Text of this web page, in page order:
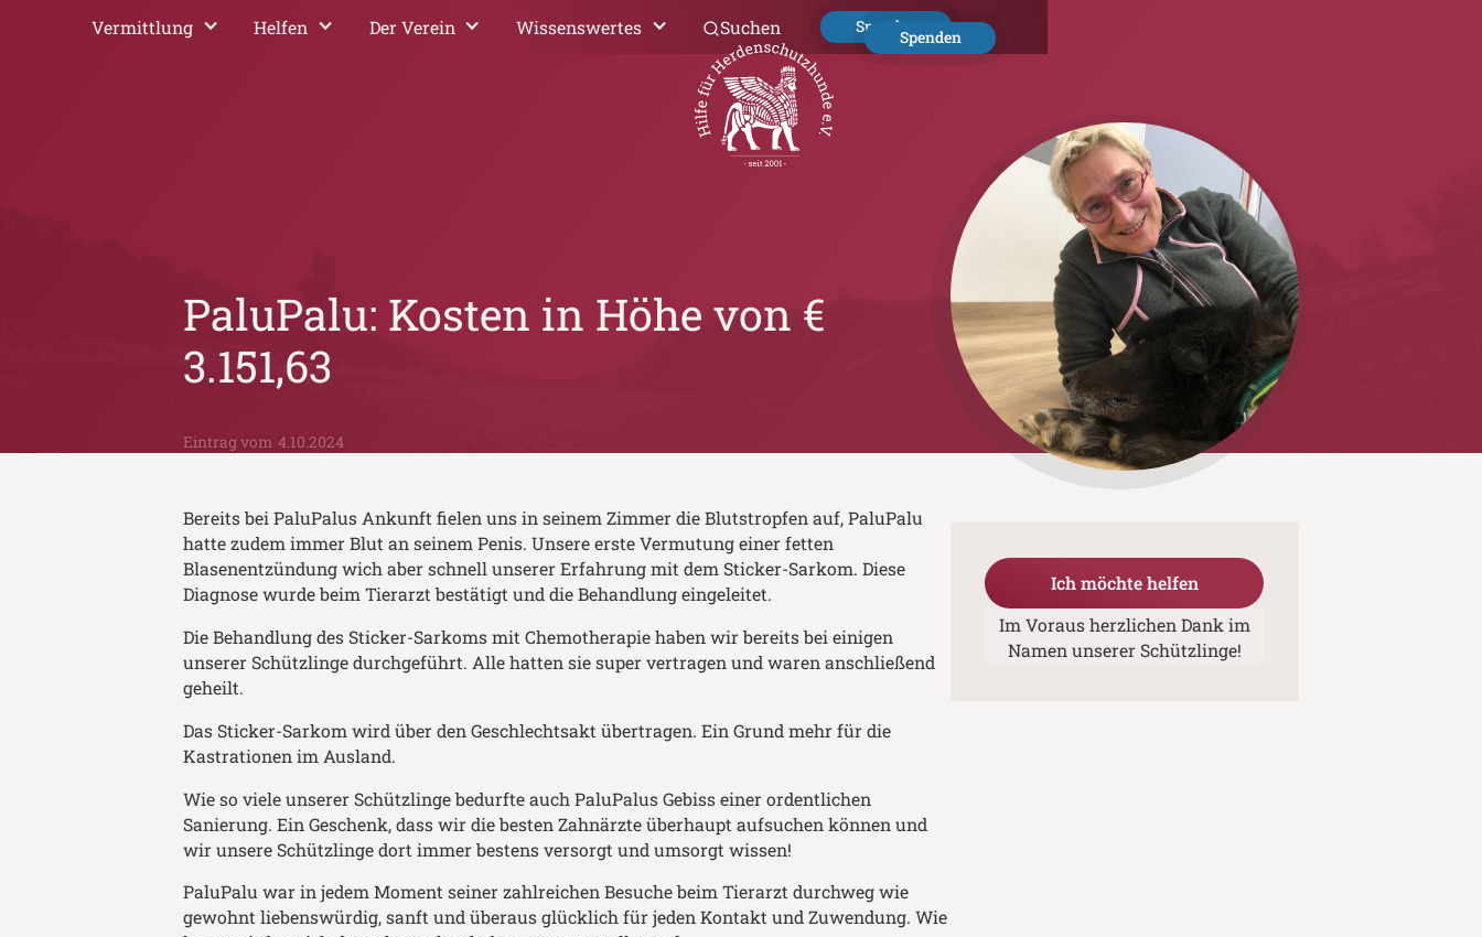
Vermittlung Helfen Der Verein Wissenswertes Suchen Spenden
Spenden
PaluPalu: Kosten in Höhe von €
3.151,63
Eintrag vom 4.10.2024
Bereits bei PaluPalus Ankunft fielen uns in seinem Zimmer die Blutstropfen auf, PaluPalu
hatte zudem immer Blut an seinem Penis. Unsere erste Vermutung einer fetten
Blasenentzündung wich aber schnell unserer Erfahrung mit dem Sticker-Sarkom. Diese
Diagnose wurde beim Tierarzt bestätigt und die Behandlung eingeleitet.
Die Behandlung des Sticker-Sarkoms mit Chemotherapie haben wir bereits bei einigen
unserer Schützlinge durchgeführt. Alle hatten sie super vertragen und waren anschließend
geheilt.
Das Sticker-Sarkom wird über den Geschlechtsakt übertragen. Ein Grund mehr für die
Kastrationen im Ausland.
Wie so viele unserer Schützlinge bedurfte auch PaluPalus Gebiss einer ordentlichen
Sanierung. Ein Geschenk, dass wir die besten Zahnärzte überhaupt aufsuchen können und
wir unsere Schützlinge dort immer bestens versorgt und umsorgt wissen!
PaluPalu war in jedem Moment seiner zahlreichen Besuche beim Tierarzt durchweg wie
gewohnt liebenswürdig, sanft und überaus glücklich für jeden Kontakt und Zuwendung. Wie
Ich möchte helfen
Im Voraus herzlichen Dank im
Namen unserer Schützlinge!